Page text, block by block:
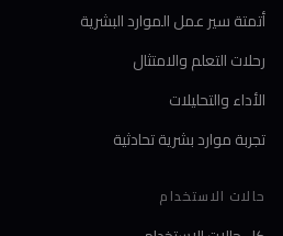
أتمتة سير عمل الموارد البشرية
رحلات التعلم والامتثال
الأداء والتحليلات
تجربة موارد بشرية تحادثية
حالات الاستخدام